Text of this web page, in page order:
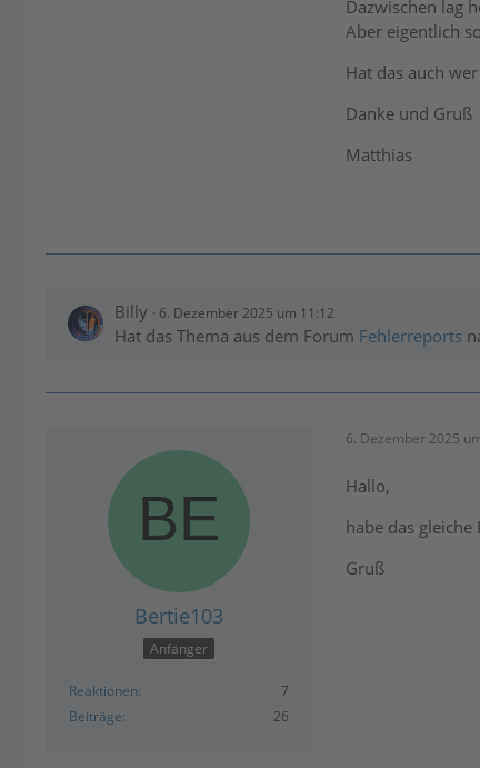
Dazwischen lag
Aber eigentlich
Hat das auch
Danke und Gruß
Matthias
Billy 6. Dezember 2025 um 11:12
Hat das Thema aus dem Forum Fehlerreports
Bertie103
Anfänger
Reaktionen
7
Beiträge
26
6. Dezember 2025
Hallo,
habe das
Gruß